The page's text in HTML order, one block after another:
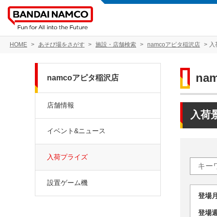
HOME あそび場をさがす 施設・店舗検索 namcoアピタ稲沢店 入
入荷
登
登
namcoアピタ稲沢店
店舗情報
イベント&ニュース
入荷プライズ
設置ゲーム機